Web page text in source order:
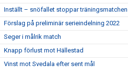
Inställt – snöfallet stoppar träningsmatchen
Förslag på preliminär serieindelning 2022
Seger i målrik match
Knapp förlust mot Hällestad
Vinst mot Svedala efter sent mål